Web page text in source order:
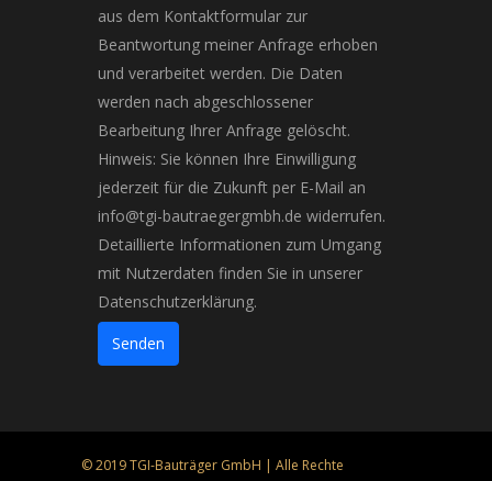
aus dem Kontaktformular zur
Beantwortung meiner Anfrage erhoben
und verarbeitet werden. Die Daten
werden nach abgeschlossener
Bearbeitung Ihrer Anfrage gelöscht.
Hinweis: Sie können Ihre Einwilligung
jederzeit für die Zukunft per E-Mail an
info@tgi-bautraegergmbh.de widerrufen.
Detaillierte Informationen zum Umgang
mit Nutzerdaten finden Sie in unserer
Datenschutzerklärung.
Senden
© 2019 TGI-Bauträger GmbH | Alle Rechte